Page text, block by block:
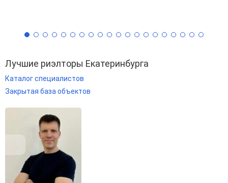
Лучшие риэлторы Екатеринбурга
Каталог специалистов
Закрытая база объектов